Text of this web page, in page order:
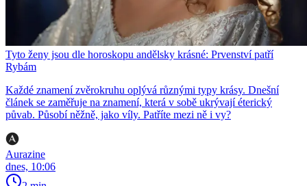
Tyto ženy jsou dle horoskopu andělsky krásné: Prvenství patří
Rybám
Každé znamení zvěrokruhu oplývá různými typy krásy. Dnešní
článek se zaměřuje na znamení, která v sobě ukrývají éterický
půvab. Působí něžně, jako víly. Patříte mezi ně i vy?
Aurazine
dnes, 10:06